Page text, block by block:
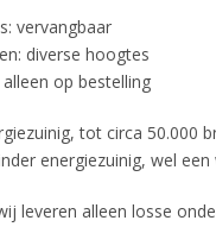
vervangbaar
diverse hoogtes
op bestelling
tot circa 50.000
energiezuinig, wel
leveren alleen losse